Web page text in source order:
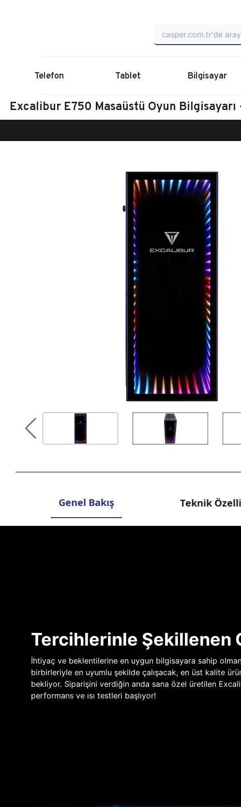
Telefon Tablet Bilgisayar
Excalibur E750 Masaüstü Oyun
Genel Bakış Teknik
Tercihlerinle Şekillenen
İhtiyaç ve beklentilerine en uygun bilgisayara sahip
birbirleriyle en uyumlu şekilde çalışacak, en üst kalite
bekliyor. Siparişini verdiğin anda sana özel üretilen
performans ve ısı testleri başlıyor!